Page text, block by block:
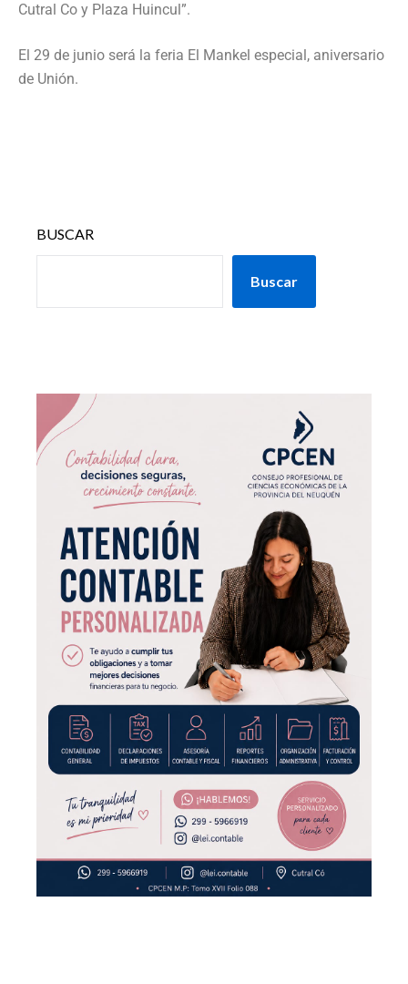
Cutral Co y Plaza Huincul”.
El 29 de junio será la feria El Mankel especial, aniversario
de Unión.
BUSCAR
Buscar